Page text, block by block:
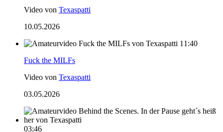
Video von Texaspatti
10.05.2026
11:40
Fuck the MILFs
Video von Texaspatti
03.05.2026
03:46